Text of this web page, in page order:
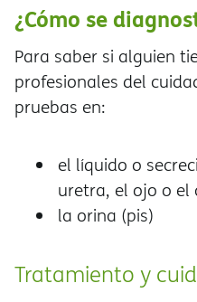
¿Cómo se
Para saber si alguien
profesionales del
pruebas en:
el líquido o
uretra, el ojo o el
la orina (pis)
Tratamiento y